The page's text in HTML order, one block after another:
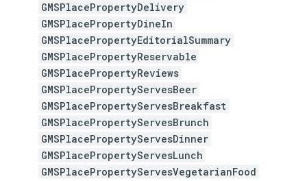
GMSPlacePropertyDelivery
GMSPlacePropertyDineIn
GMSPlacePropertyEditorialSummary
GMSPlacePropertyReservable
GMSPlacePropertyReviews
GMSPlacePropertyServesBeer
GMSPlacePropertyServesBreakfast
GMSPlacePropertyServesBrunch
GMSPlacePropertyServesDinner
GMSPlacePropertyServesLunch
GMSPlacePropertyServesVegetarianFood